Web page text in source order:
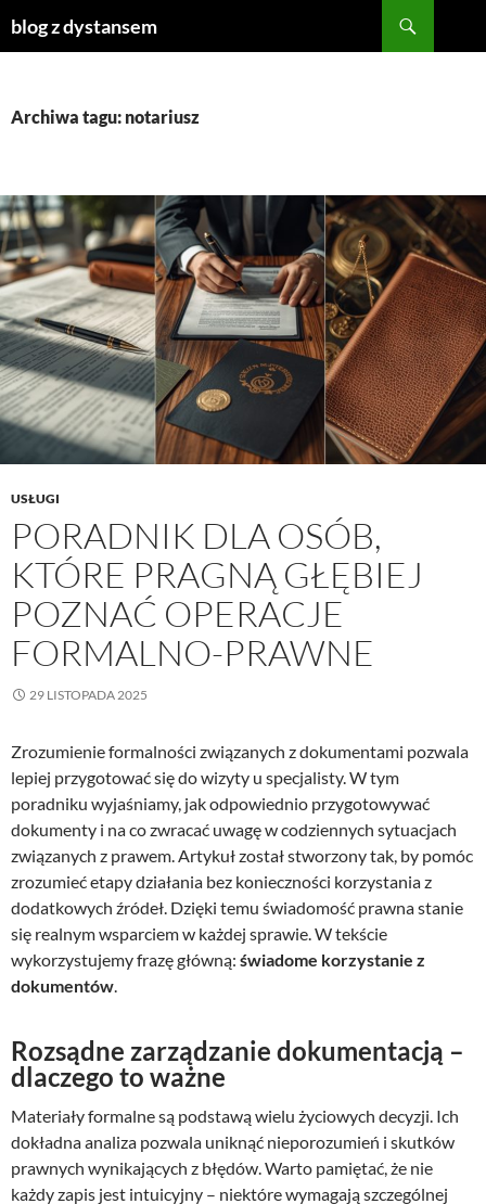
blog z dystansem
Archiwa tagu: notariusz
USŁUGI
PORADNIK DLA OSÓB,
KTÓRE PRAGNĄ GŁĘBIEJ
POZNAĆ OPERACJE
FORMALNO-PRAWNE
29 LISTOPADA 2025
Zrozumienie formalności związanych z dokumentami pozwala
lepiej przygotować się do wizyty u specjalisty. W tym
poradniku wyjaśniamy, jak odpowiednio przygotowywać
dokumenty i na co zwracać uwagę w codziennych sytuacjach
związanych z prawem. Artykuł został stworzony tak, by pomóc
zrozumieć etapy działania bez konieczności korzystania z
dodatkowych źródeł. Dzięki temu świadomość prawna stanie
się realnym wsparciem w każdej sprawie. W tekście
wykorzystujemy frazę główną: świadome korzystanie z
dokumentów.
Rozsądne zarządzanie dokumentacją –
dlaczego to ważne
Materiały formalne są podstawą wielu życiowych decyzji. Ich
dokładna analiza pozwala uniknąć nieporozumień i skutków
prawnych wynikających z błędów. Warto pamiętać, że nie
każdy zapis jest intuicyjny – niektóre wymagają szczególnej